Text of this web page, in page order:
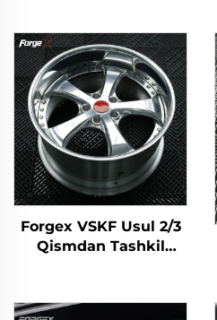
Forgex VSKF Usul 2/3
Qismdan Tashkil
Chuqur Lab, Polirovka